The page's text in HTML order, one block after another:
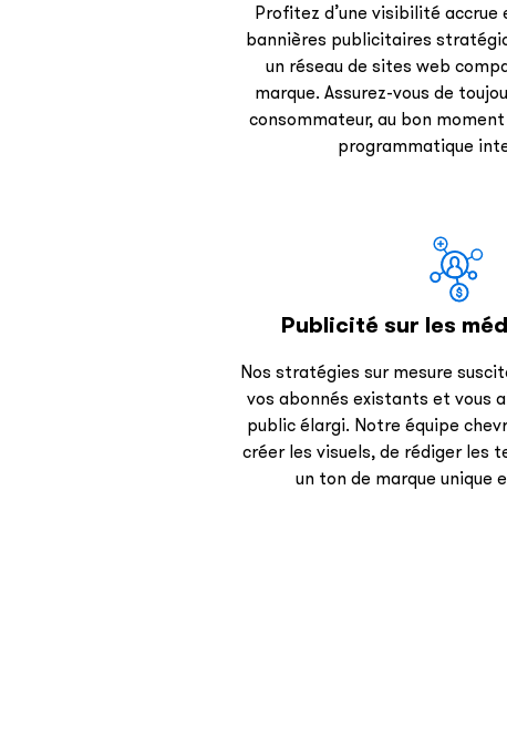
Profitez d’une visibilité
bannières publicitaires
un réseau de sites web
marque. Assurez-vous de
consommateur, au bon
programmatique
Publicité sur les
Nos stratégies sur mesure
vos abonnés existants et vous
public élargi. Notre équipe
créer les visuels, de rédiger les
un ton de marque unique